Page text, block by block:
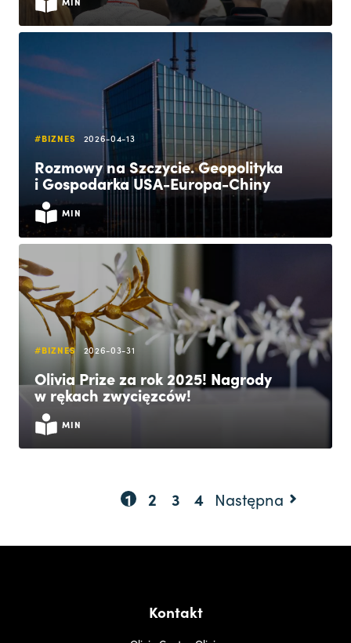
#BIZNES 2026-04-13
Rozmowy na Szczycie. Geopolityka
i Gospodarka USA-Europa-Chiny
MIN
#BIZNES 2026-03-31
Olivia Prize za rok 2025! Nagrody
w rękach zwycięzców!
MIN
1 2 3 4 Następna
Kontakt